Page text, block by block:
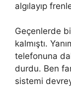
algılayıp
Geçenlerde
kalmıştı.
telefonuna
durdu. Ben
sistemi